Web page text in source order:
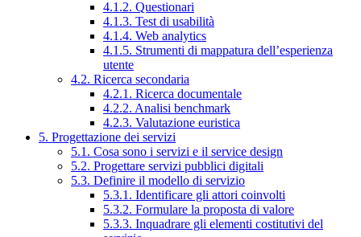
4.1.2. Questionari
4.1.3. Test di usabilità
4.1.4. Web analytics
4.1.5. Strumenti di mappatura dell’esperienza
utente
4.2. Ricerca secondaria
4.2.1. Ricerca documentale
4.2.2. Analisi benchmark
4.2.3. Valutazione euristica
5. Progettazione dei servizi
5.1. Cosa sono i servizi e il service design
5.2. Progettare servizi pubblici digitali
5.3. Definire il modello di servizio
5.3.1. Identificare gli attori coinvolti
5.3.2. Formulare la proposta di valore
5.3.3. Inquadrare gli elementi costitutivi del